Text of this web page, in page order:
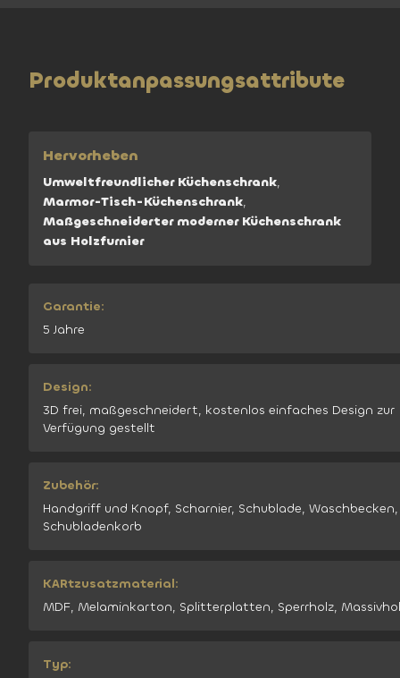
Produktanpassungsattribute
Hervorheben
Umweltfreundlicher Küchenschrank,
Marmor-Tisch-Küchenschrank,
Maßgeschneiderter moderner Küchenschrank
aus Holzfurnier
Garantie:
5 Jahre
Design:
3D frei, maßgeschneidert, kostenlos einfaches Design zur
Verfügung gestellt
Zubehör:
Handgriff und Knopf, Scharnier, Schublade, Waschbecken,
Schubladenkorb
KARtzusatzmaterial:
MDF, Melaminkarton, Splitterplatten, Sperrholz,
Typ: